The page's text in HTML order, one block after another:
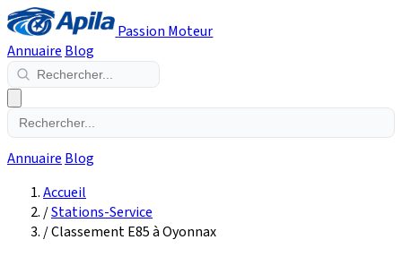
Passion Moteur
Annuaire Blog
Annuaire Blog
Accueil
/Stations-Service
/Classement E85 à Oyonnax